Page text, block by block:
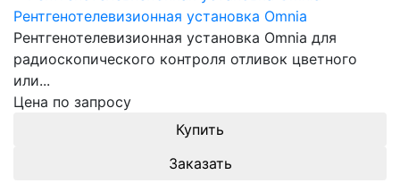
Рентгенотелевизионная установка Omnia
Рентгенотелевизионная установка Omnia для
радиоскопического контроля отливок цветного
или...
Цена по запросу
Заказать